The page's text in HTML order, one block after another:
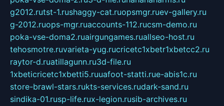
g2012.rutst-1.rushaggy-cat.ruopsmgr.ruev-gallery.ru
g-2012.ruops-mgr.ruaccounts-112.rucsm-demo.ru
poka-vse-doma2.ruairgungames.ruallseo-host.ru
tehosmotre.ruvarieta-yug.rucricetc1xbetr1xbetcc2.ru
raytor-d.ruatillagunn.ru3d-file.ru
1xbeticricetc1xbetti5.ruuafoot-statti.rue-abis1c.ru
store-brawl-stars.rukts-services.rudark-sand.ru
sindika-01.rusp-life.rux-legion.rusib-archives.ru